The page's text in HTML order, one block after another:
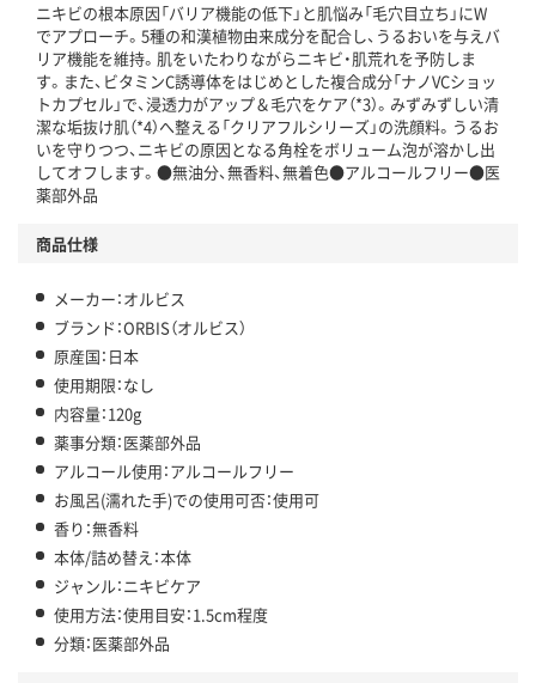
ニキビの根本原因「バリア機能の低下」と肌悩み「毛穴目立ち」にW
でアプローチ。5種の和漢植物由来成分を配合し、うるおいを与えバ
リア機能を維持。肌をいたわりながらニキビ・肌荒れを予防しま
す。また、ビタミンC誘導体をはじめとした複合成分「ナノVCショッ
トカプセル」で、浸透力がアップ＆毛穴をケア（*3）。みずみずしい清
潔な垢抜け肌（*4）へ整える「クリアフルシリーズ」の洗顔料。うるお
いを守りつつ、ニキビの原因となる角栓をボリューム泡が溶かし出
してオフします。●無油分、無香料、無着色●アルコールフリー●医
薬部外品
商品仕様
メーカー：オルビス
ブランド：ORBIS（オルビス）
原産国：日本
使用期限：なし
内容量：120g
薬事分類：医薬部外品
アルコール使用：アルコールフリー
お風呂(濡れた手)での使用可否：使用可
香り：無香料
本体/詰め替え：本体
ジャンル：ニキビケア
使用方法：使用目安：1.5cm程度
分類：医薬部外品